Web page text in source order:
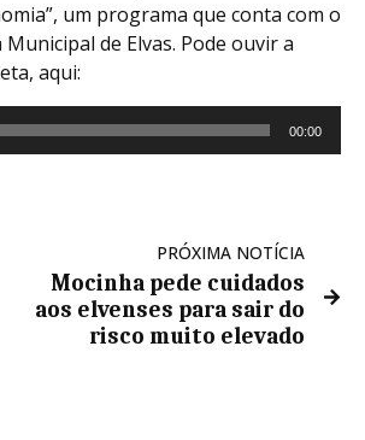
um programa que conta com o
de Elvas. Pode ouvir a
aqui:
00:00
PRÓXIMA NOTÍCIA
Mocinha pede cuidados
aos elvenses para sair do
risco muito elevado